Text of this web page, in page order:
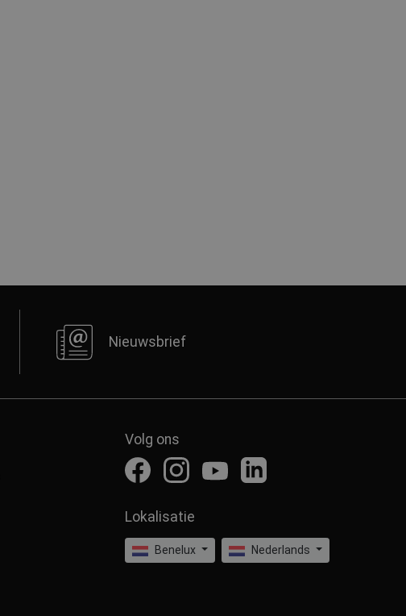
Nieuwsbrief
Volg ons
Lokalisatie
Benelux Nederlands